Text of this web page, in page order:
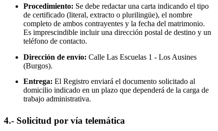
Procedimiento: Se debe redactar una carta indicando el tipo
de certificado (literal, extracto o plurilingüe), el nombre
completo de ambos contrayentes y la fecha del matrimonio.
Es imprescindible incluir una dirección postal de destino y un
teléfono de contacto.
Dirección de envío: Calle Las Escuelas 1 - Los Ausines
(Burgos).
Entrega: El Registro enviará el documento solicitado al
domicilio indicado en un plazo que dependerá de la carga de
trabajo administrativa.
4.- Solicitud por vía telemática